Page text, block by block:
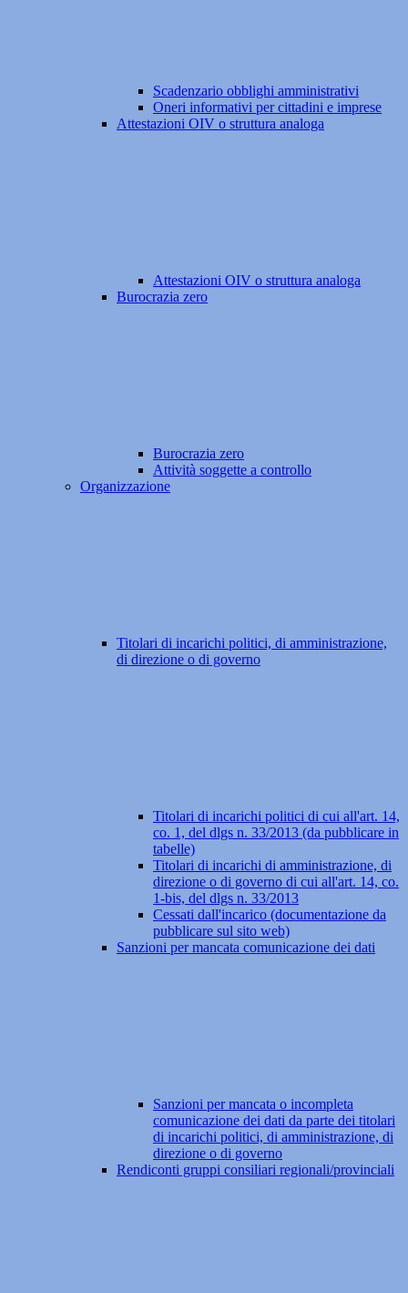
Scadenzario obblighi amministrativi
Oneri informativi per cittadini e imprese
Attestazioni OIV o struttura analoga
Attestazioni OIV o struttura analoga
Burocrazia zero
Burocrazia zero
Attività soggette a controllo
Organizzazione
Titolari di incarichi politici, di amministrazione,
di direzione o di governo
Titolari di incarichi politici di cui all'art. 14,
co. 1, del dlgs n. 33/2013 (da pubblicare in
tabelle)
Titolari di incarichi di amministrazione, di
direzione o di governo di cui all'art. 14, co.
1-bis, del dlgs n. 33/2013
Cessati dall'incarico (documentazione da
pubblicare sul sito web)
Sanzioni per mancata comunicazione dei dati
Sanzioni per mancata o incompleta
comunicazione dei dati da parte dei titolari
di incarichi politici, di amministrazione, di
direzione o di governo
Rendiconti gruppi consiliari regionali/provinciali